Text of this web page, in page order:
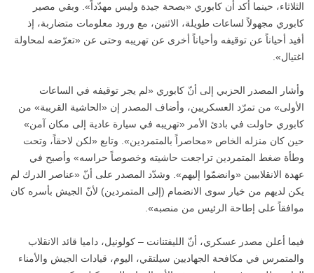
الثلاثاء، حينما أكد أن كابوري «بصحة جيدة وليس مهدّداً». وبقي مصير
كابوري مجهولاً لساعات طويلة، الاثنين، مع ورود معلومات متضاربة، إذ
أفيد أحياناً عن توقيفه وأحياناً أخرى عن تهريبه وحتى عن «تعرّضه لمحاولة
اغتيال».
وأشار المصدر الحزبي إلى أنّ كابوري «لم يجر توقيفه في الساعات
الأولى» من تمرّد العسكريين، وأضاف المصدر إن «الحاشية القريبة» من
كابوري حاولت في بادئ الأمر «تهريبه في سيارة عادية إلى مكان آمن»
حين كان منزله الخاص «محاصراً بالمتمردين». وتابع «لكن لاحقاً، وتحت
وطأة ضغط المتمردين تراجعت حاشيته وخصوصاً حراسه» وأصبح في
عهدة الانقلابيين «وانضمّوا إليهم». وشدّد المصدر على أنّ «عناصر الدرك لم
يكن لديهم من خيار سوى الانضمام (إلى المتمردين) لأنّ الجيش بأسره كان
موافقاً على إطاحة الرئيس من منصبه».
فيما أعلن مصدر عسكري، أنّ الليفتنانت – كولونيل، داميا قائد الانقلاب
والمتمرس في مكافحة الجهاديين سيلتقي، اليوم، قيادات الجيش والأمناء